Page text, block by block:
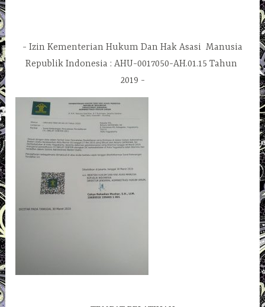
Izin Kementerian Hukum Dan Hak Asasi Manusia
Republik Indonesia : AHU-0017050-AH.01.15 Tahun
2019